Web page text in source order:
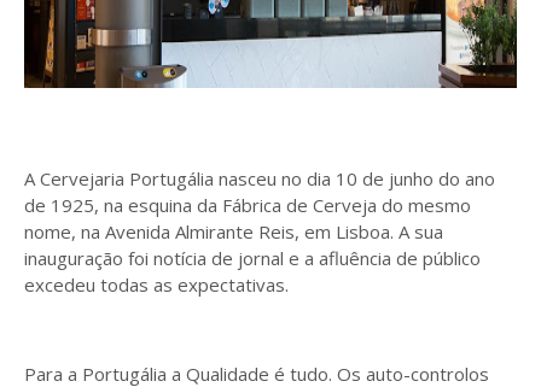
A Cervejaria Portugália nasceu no dia 10 de junho do ano
de 1925, na esquina da Fábrica de Cerveja do mesmo
nome, na Avenida Almirante Reis, em Lisboa. A sua
inauguração foi notícia de jornal e a afluência de público
excedeu todas as expectativas.
Para a Portugália a Qualidade é tudo. Os auto-controlos